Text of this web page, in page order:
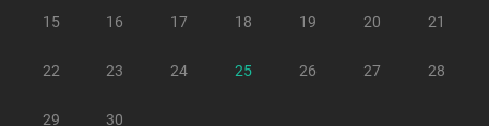
15 16 17 18 19 20 21
22 23 24 25 26 27 28
29 30